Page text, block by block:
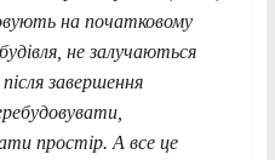
на початковому
не залучаються
завершення
простір. А все це